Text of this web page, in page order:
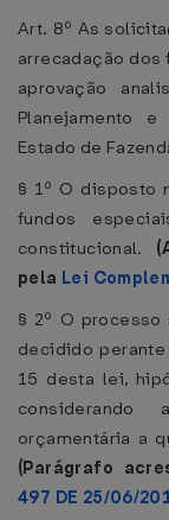
Art. 8º As
arrecadação
aprovação
Planejamento
Estado de
§ 1º O disposto
fundos
constitucional.
pela Lei
§ 2º O
decidido
15 desta lei,
orçamentária a
(Parágrafo
497 DE 25/06/